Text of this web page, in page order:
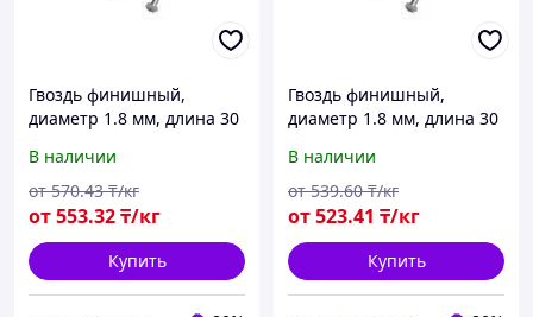
Гвоздь финишный,
диаметр 1.8 мм, длина 30
В наличии
от553.32₸/кг
от 570.43 ₸/кг
Купить
Гвоздь финишный,
диаметр 1.8 мм, длина 30
В наличии
от523.41 ₸/кг
от 539.60 ₸/кг
Купить